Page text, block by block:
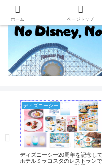
ディズニーシー
ディズニーシー20周年を記念して
ホテルミラコスタのレストランで
ホーム ページトップ